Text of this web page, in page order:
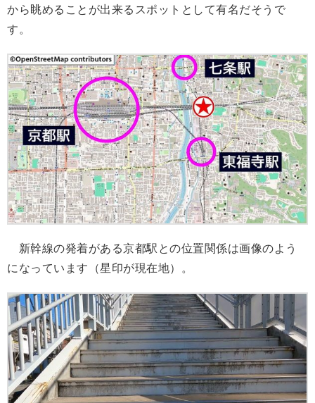
から眺めることが出来るスポットとして有名だそうで
す。
新幹線の発着がある京都駅との位置関係は画像のよう
になっています（星印が現在地）。